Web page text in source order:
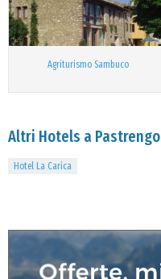
Agriturismo Sambuco
Altri Hotels a Pastrengo
Hotel La Carica